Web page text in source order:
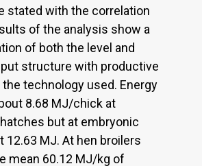
stated with the correlation
of the analysis show a
of both the level and
structure with productive
technology used. Energy
8.68 MJ/chick at
but at embryonic
12.63 MJ. At hen broilers
mean 60.12 MJ/kg of